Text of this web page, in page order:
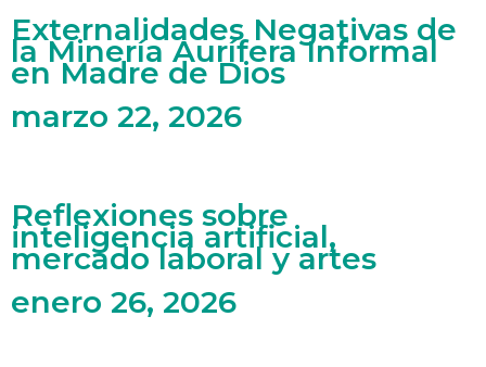
Externalidades Negativas de
la Minería Aurífera Informal
en Madre de Dios
marzo 22, 2026
Reflexiones sobre
inteligencia artificial,
mercado laboral y artes
enero 26, 2026